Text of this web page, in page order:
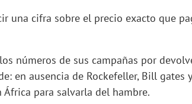
una cifra sobre el precio exacto que
números de sus campañas por
en ausencia de Rockefeller, Bill gates
para salvarla del hambre.